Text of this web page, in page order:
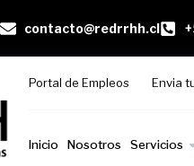
contacto@redrrhh.cl
Portal de Empleos Envia
Inicio Nosotros Servicios